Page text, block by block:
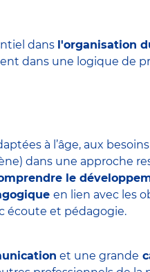
dans l'organisation
dans une logique de
à l’âge, aux
dans une approche
le
en lien avec les
écoute et pédagogie.
et une grande